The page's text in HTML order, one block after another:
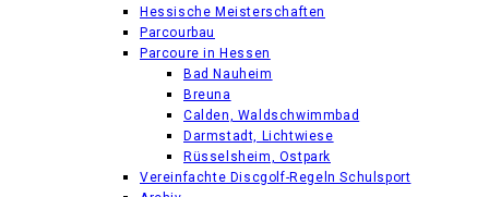
Hessische Meisterschaften
Parcourbau
Parcoure in Hessen
Bad Nauheim
Breuna
Calden, Waldschwimmbad
Darmstadt, Lichtwiese
Rüsselsheim, Ostpark
Vereinfachte Discgolf-Regeln Schulsport